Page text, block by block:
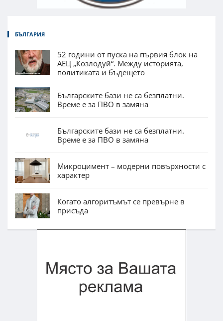
БЪЛГАРИЯ
52 години от пуска на първия блок на
АЕЦ „Козлодуй“. Между историята,
политиката и бъдещето
Българските бази не са безплатни.
Време е за ПВО в замяна
Българските бази не са безплатни.
Време е за ПВО в замяна
Микроцимент – модерни повърхности с
характер
Когато алгоритъмът се превърне в
присъда